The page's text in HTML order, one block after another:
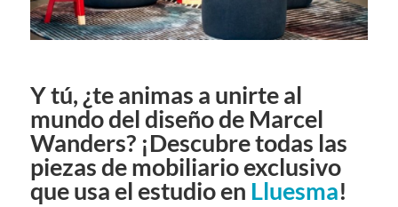
Y tú, ¿te animas a unirte al
mundo del diseño de Marcel
Wanders? ¡Descubre todas las
piezas de mobiliario exclusivo
que usa el estudio en Lluesma!